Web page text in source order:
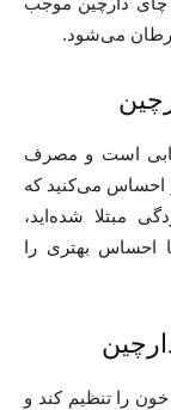
می‌شود.
است و مصرف
احساس می‌کنید که
مبتلا شده‌اید،
احساس بهتری را
را تنظیم کند و